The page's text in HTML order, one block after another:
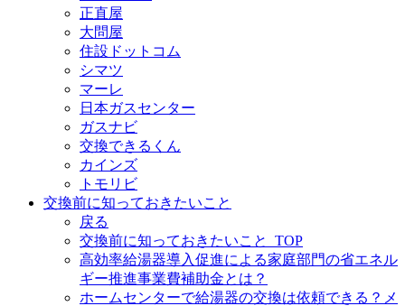
正直屋
大問屋
住設ドットコム
シマツ
マーレ
日本ガスセンター
ガスナビ
交換できるくん
カインズ
トモリビ
交換前に知っておきたいこと
戻る
交換前に知っておきたいこと_TOP
高効率給湯器導入促進による家庭部門の省エネル
ギー推進事業費補助金とは？
ホームセンターで給湯器の交換は依頼できる？メ